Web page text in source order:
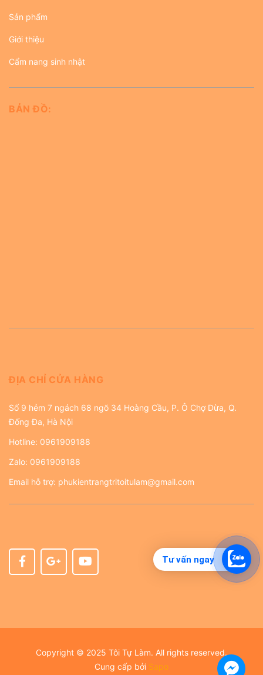
Tư vấn ngay
Sản phẩm
Giới thiệu
Cẩm nang sinh nhật
BẢN ĐỒ:
ĐỊA CHỈ CỬA HÀNG
Số 9 hẻm 7 ngách 68 ngõ 34 Hoàng Cầu, P. Ô Chợ Dừa, Q.
Đống Đa, Hà Nội
Hotline: 0961909188
Zalo: 0961909188
Email hỗ trợ: phukientrangtritoitulam@gmail.com
Copyright © 2025 Tôi Tự Làm. All rights reserved.
Cung cấp bởi Sapo